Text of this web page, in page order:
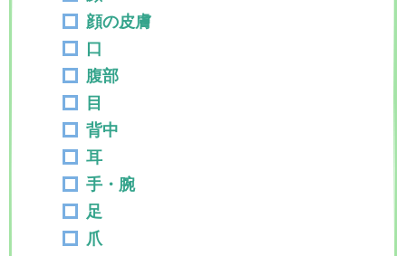
顔の皮膚
口
腹部
目
背中
耳
手・腕
足
爪